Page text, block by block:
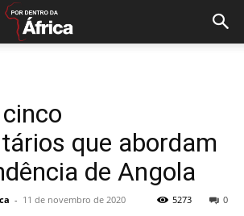
que abordam
de Angola
- 11 de novembro de 2020 0
5273